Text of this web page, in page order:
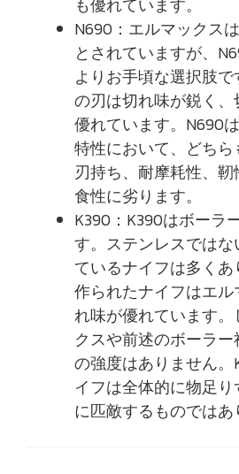
N690：エルマックス
とされていますが、
よりお手頃な選択肢
の刃は切れ味が鋭く
優れています。N690は
特性において、どち
刃持ち、耐摩耗性、
食性に劣ります。
K390：K390はボーラ
す。ステンレスでは
ているナイフは多く
作られたナイフはエ
れ味が優れています
クスや前述のボーラ
の強度はありません
イフは全体的に物足
に匹敵するものではあ